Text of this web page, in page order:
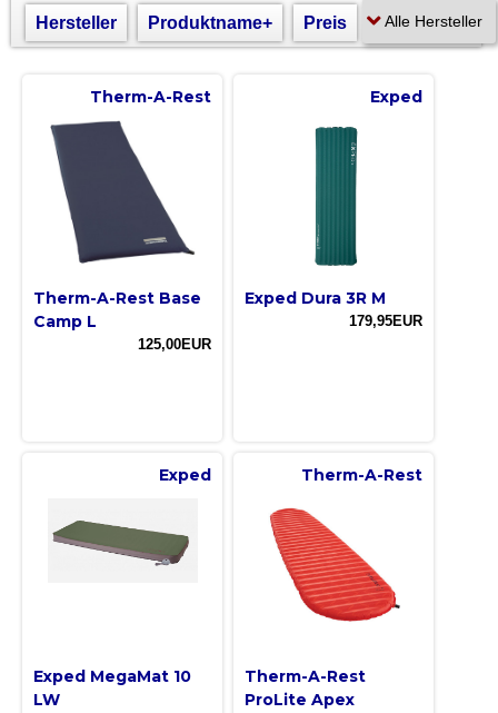
Hersteller Produktname+ Preis
Therm-A-Rest
Therm-A-Rest Base
Camp L
125,00EUR
Exped
Exped Dura 3R M
179,95EUR
Exped
Exped MegaMat 10
LW
Therm-A-Rest
Therm-A-Rest
ProLite Apex